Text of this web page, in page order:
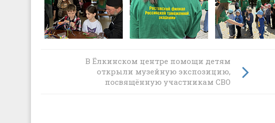
В доме престарелых посёлка Садовый
прошли беседы о Дне Святого Духа и
Владимирской иконе Божией Матери
В Ёлкинском центре помощи детям
открыли музейную экспозицию,
посвящённую участникам СВО